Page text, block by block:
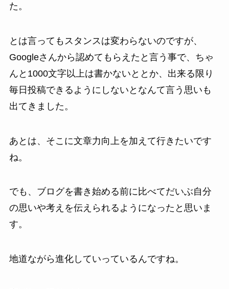
た。
とは言ってもスタンスは変わらないのですが、
Googleさんから認めてもらえたと言う事で、ちゃ
んと1000文字以上は書かないととか、出来る限り
毎日投稿できるようにしないとなんて言う思いも
出てきました。
あとは、そこに文章力向上を加えて行きたいです
ね。
でも、ブログを書き始める前に比べてだいぶ自分
の思いや考えを伝えられるようになったと思いま
す。
地道ながら進化していっているんですね。